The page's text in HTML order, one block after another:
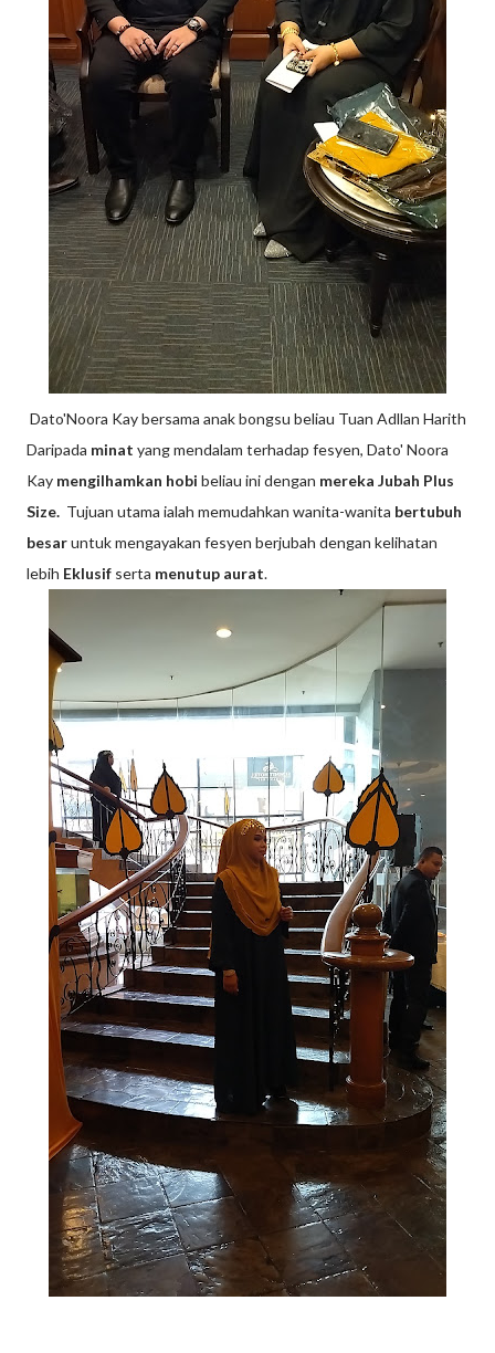
Dato'Noora Kay bersama anak bongsu beliau Tuan Adllan Harith
Daripada minat yang mendalam terhadap fesyen, Dato' Noora
Kay mengilhamkan hobi beliau ini dengan mereka Jubah Plus
Size. Tujuan utama ialah memudahkan wanita-wanita bertubuh
besaruntuk mengayakan fesyen berjubah dengan kelihatan
lebih Eklusif serta menutup aurat.